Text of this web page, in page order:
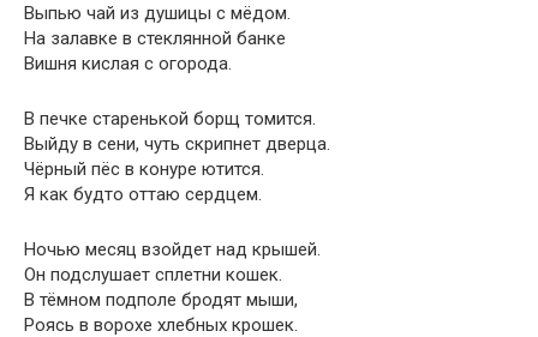
Выпью чай из душицы с мёдом.
На залавке в стеклянной банке
Вишня кислая с огорода.
В печке старенькой борщ томится.
Выйду в сени, чуть скрипнет дверца.
Чёрный пёс в конуре ютится.
Я как будто оттаю сердцем.
Ночью месяц взойдет над крышей.
Он подслушает сплетни кошек.
В тёмном подполе бродят мыши,
Роясь в ворохе хлебных крошек.